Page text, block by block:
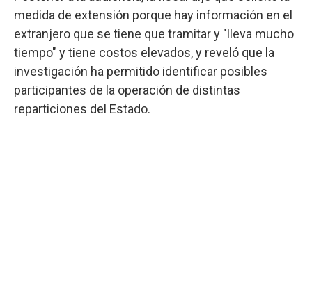
medida de extensión porque hay información en el
extranjero que se tiene que tramitar y "lleva mucho
tiempo" y tiene costos elevados, y reveló que la
investigación ha permitido identificar posibles
participantes de la operación de distintas
reparticiones del Estado.